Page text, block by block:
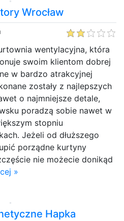
Wrocław
wentylacyjna, która
swoim klientom dobrej
w bardzo atrakcyjnej
zostały z najlepszych
o najmniejsze detale,
poradzą sobie nawet w
stopniu
Jeżeli od dłuższego
porządne kurtyny
nie możecie donikąd
»
Hapka